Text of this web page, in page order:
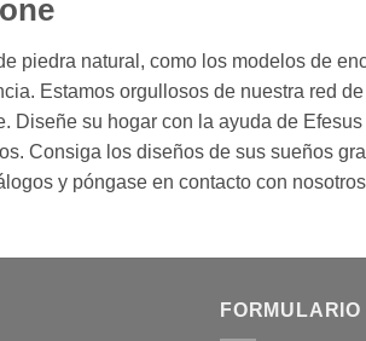
piedra natural, como los modelos de
Estamos orgullosos de nuestra red
Diseñe su hogar con la ayuda de
Consiga los diseños de sus sueños
y póngase en contacto con